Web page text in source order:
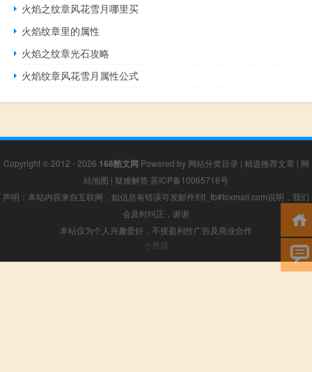
火焰之纹章风花雪月哪里买
火焰纹章里的属性
火焰之纹章光石攻略
火焰纹章风花雪月属性公式
Copyright © 2012 - 2026 168酷文网 Powered by 网站分类目录 | 精选推荐文章 | 网
站地图 | 疑难解答 苏ICP备10065716号
声明：本站内容来自互联网，如信息有错误可发邮件到f_fb#foxmail.com说明，我们
会及时纠正，谢谢
本站仅为个人兴趣爱好，不接盈利性广告及商业合作
小男孩